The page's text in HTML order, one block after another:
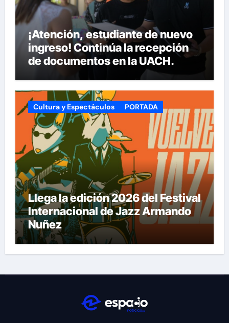
¡Atención, estudiante de nuevo
ingreso! Continúa la recepción
de documentos en la UACH.
Cultura y Espectáculos PORTADA
Llega la edición 2026 del Festival
Internacional de Jazz Armando
Nuñez